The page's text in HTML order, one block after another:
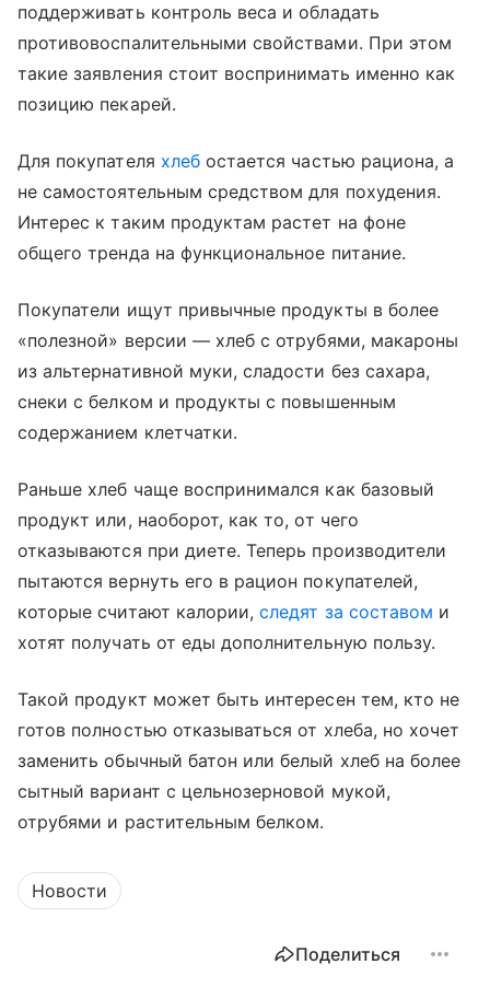
поддерживать контроль веса и обладать
противовоспалительными свойствами. При этом
такие заявления стоит воспринимать именно как
позицию пекарей.
Для покупателя хлебостается частью рациона, а
не самостоятельным средством для похудения.
Интерес к таким продуктам растет на фоне
общего тренда на функциональное питание.
Покупатели ищут привычные продукты в более
«полезной» версии — хлеб с отрубями, макароны
из альтернативной муки, сладости без сахара,
снеки с белком и продукты с повышенным
содержанием клетчатки.
Раньше хлеб чаще воспринимался как базовый
продукт или, наоборот, как то, от чего
отказываются при диете. Теперь производители
пытаются вернуть его в рацион покупателей,
которые считают калории,следят за составом и
хотят получать от еды дополнительную пользу.
Такой продукт может быть интересен тем, кто не
готов полностью отказываться от хлеба, но хочет
заменить обычный батон или белый хлеб на более
сытный вариант с цельнозерновой мукой,
отрубями и растительным белком.
Новости
Поделиться